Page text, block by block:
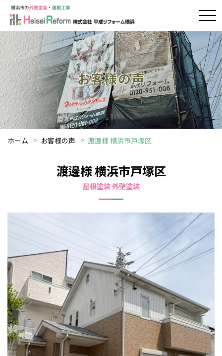
お客様の声
ホーム お客様の声 渡邊様 横浜市戸塚区
渡邊様 横浜市戸塚区
屋根塗装 外壁塗装